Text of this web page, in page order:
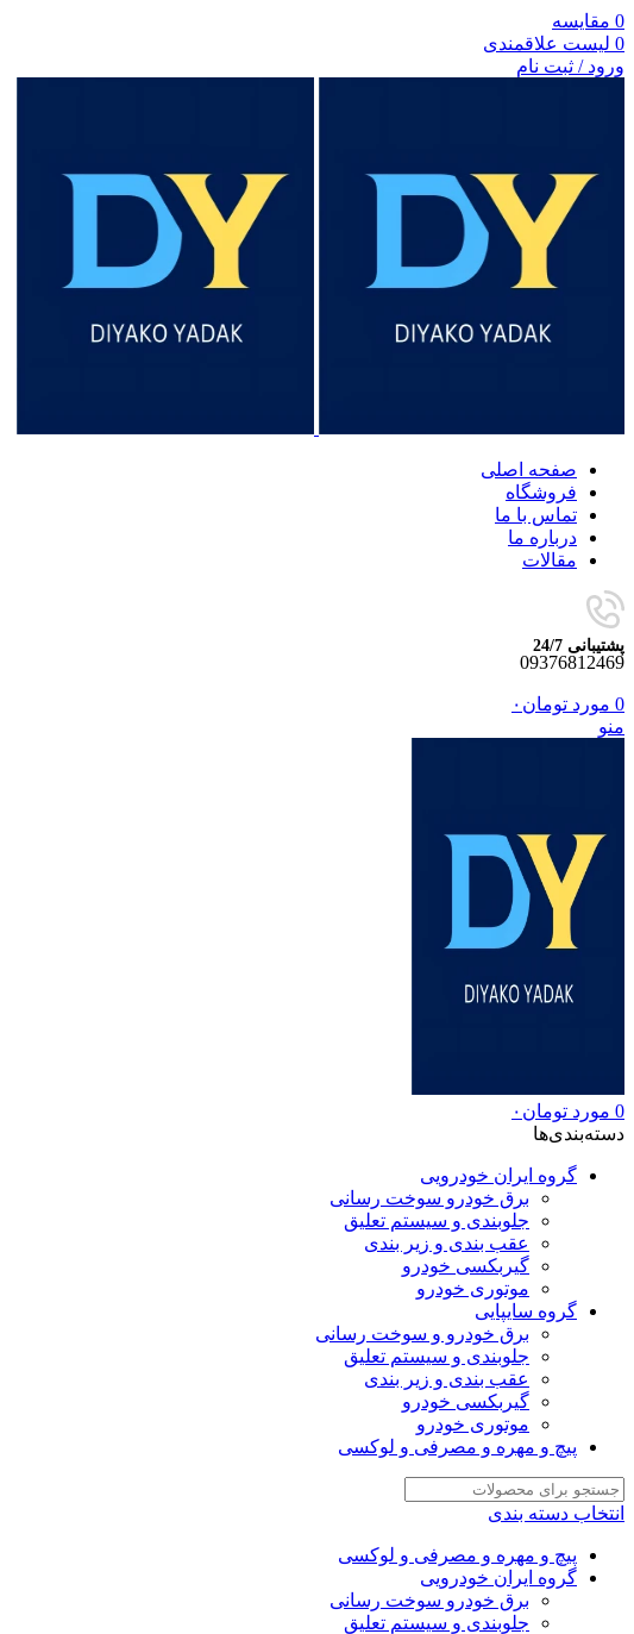
0 مقایسه
0 لیست علاقمندی
ورود / ثبت نام
صفحه اصلی
فروشگاه
تماس با ما
درباره ما
مقالات
پشتیبانی 24/7
09376812469
0 مورد تومان ۰
منو
0 مورد تومان ۰
دسته‌بندی‌ها
گروه ایران خودرویی
برق خودرو سوخت رسانی
جلوبندی و سیستم تعلیق
عقب بندی و زیر بندی
گیربکسی خودرو
موتوری خودرو
گروه سایپایی
برق خودرو و سوخت رسانی
جلوبندی و سیستم تعلیق
عقب بندی و زیر بندی
گیربکسی خودرو
موتوری خودرو
پیچ و مهره و مصرفی و لوکسی
انتخاب دسته بندی
پیچ و مهره و مصرفی و لوکسی
گروه ایران خودرویی
برق خودرو سوخت رسانی
جلوبندی و سیستم تعلیق